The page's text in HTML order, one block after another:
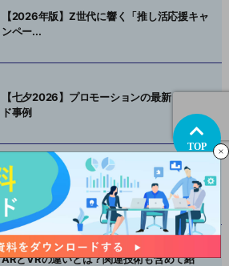
【2026年版】Z世代に響く「推し活応援キャ
ンペー...
【七夕2026】プロモーションの最新トレン
ド事例
地方自治体が発信する若い世代に向けた移住
促進プロモ...
ARとVRの違いとは？関連技術も含めて紹
TOP